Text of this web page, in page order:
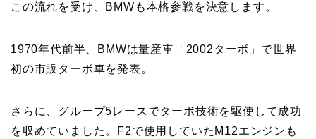
この流れを受け、BMWも本格参戦を決意します。
1970年代前半、BMWは量産車「2002ターボ」で世界
初の市販ターボ車を発表。
さらに、グループ5レースでターボ技術を駆使して成功
を収めていました。F2で使用していたM12エンジンも